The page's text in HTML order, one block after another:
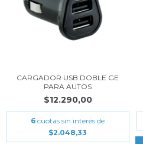
CARGADOR USB DOBLE GE
PARA AUTOS
$12.290,00
6 cuotas sin interés de
$2.048,33